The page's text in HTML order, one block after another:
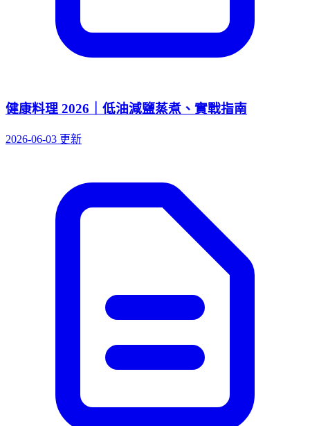
健康料理 2026｜低油減鹽蒸煮、實戰指南
2026-06-03 更新